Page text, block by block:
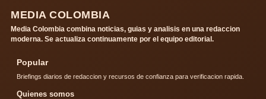
MEDIA COLOMBIA
Media Colombia combina noticias, guias y analisis en una redaccion
moderna. Se actualiza continuamente por el equipo editorial.
Popular
Briefings diarios de redaccion y recursos de confianza para verificacion rapida.
Quienes somos